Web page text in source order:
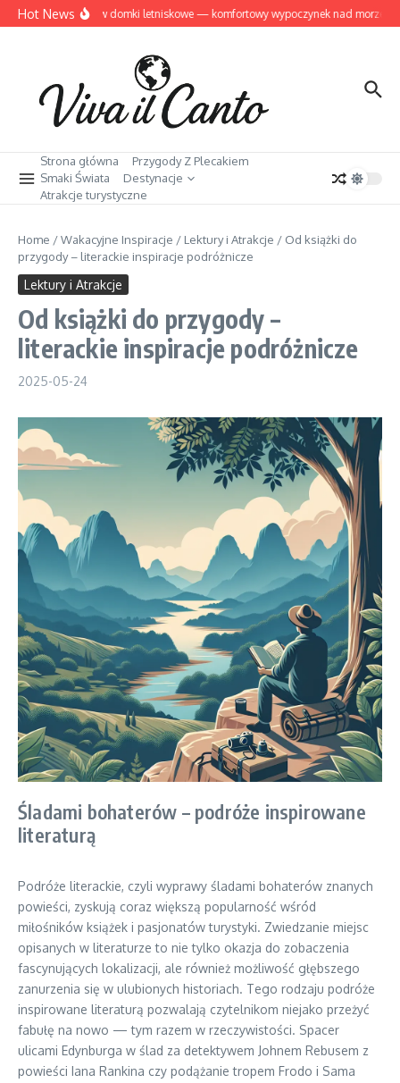
Przejdź do treści
Hot NewsDziwnów domki letniskowe — komfortowy wypoczynek nad morzem
Strona główna
Przygody Z Plecakiem
Smaki Świata
Destynacje
Atrakcje turystyczne
Home /Wakacyjne Inspiracje / Lektury i Atrakcje / Od książki do
przygody – literackie inspiracje podróżnicze
Lektury i Atrakcje
Od książki do przygody –
literackie inspiracje podróżnicze
2025-05-24
Śladami bohaterów – podróże inspirowane
literaturą
Podróże literackie, czyli wyprawy śladami bohaterów znanych
powieści, zyskują coraz większą popularność wśród
miłośników książek i pasjonatów turystyki. Zwiedzanie miejsc
opisanych w literaturze to nie tylko okazja do zobaczenia
fascynujących lokalizacji, ale również możliwość głębszego
zanurzenia się w ulubionych historiach. Tego rodzaju podróże
inspirowane literaturą pozwalają czytelnikom niejako przeżyć
fabułę na nowo — tym razem w rzeczywistości. Spacer
ulicami Edynburga w ślad za detektywem Johnem Rebusem z
powieści Iana Rankina czy podążanie tropem Frodo i Sama